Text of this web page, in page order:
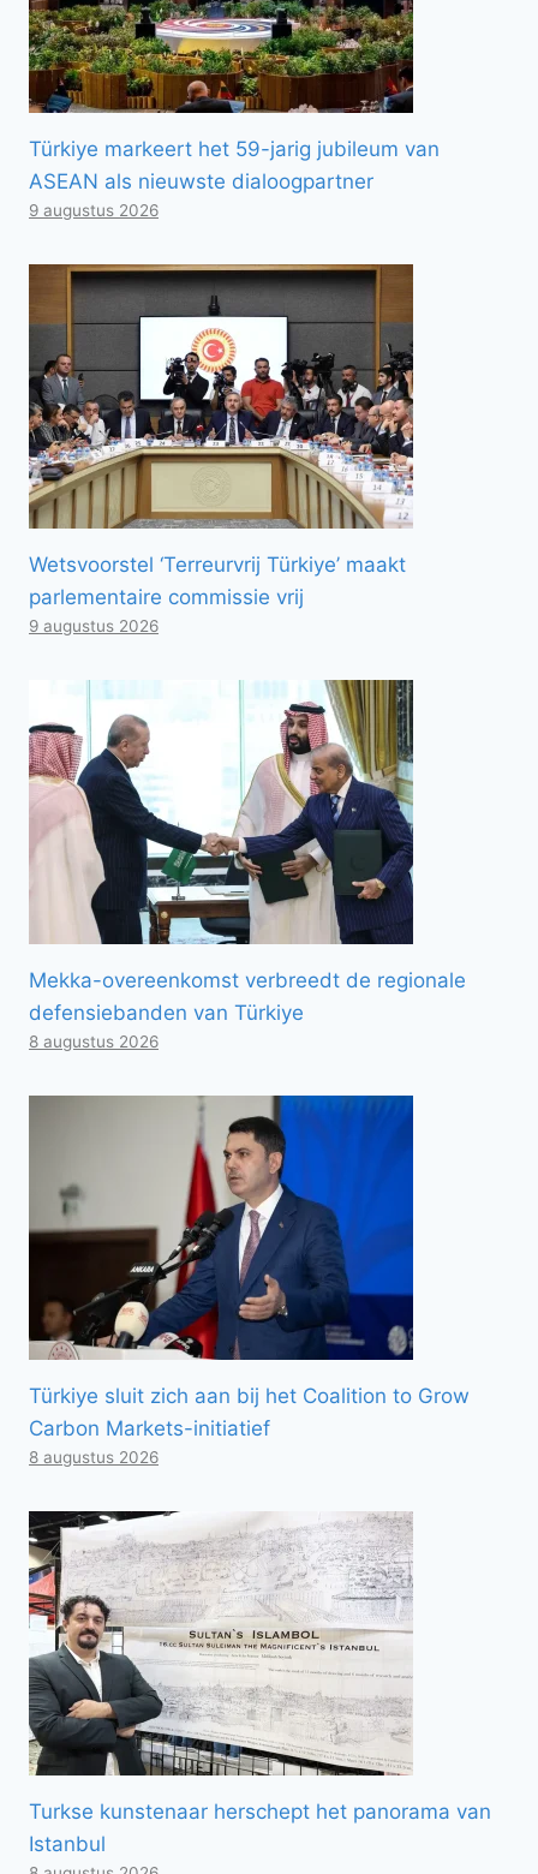
Türkiye markeert het 59-jarig jubileum van
ASEAN als nieuwste dialoogpartner
9 augustus 2026
Wetsvoorstel ‘Terreurvrij Türkiye’ maakt
parlementaire commissie vrij
9 augustus 2026
Mekka-overeenkomst verbreedt de regionale
defensiebanden van Türkiye
8 augustus 2026
Türkiye sluit zich aan bij het Coalition to Grow
Carbon Markets-initiatief
8 augustus 2026
Turkse kunstenaar herschept het panorama van
Istanbul